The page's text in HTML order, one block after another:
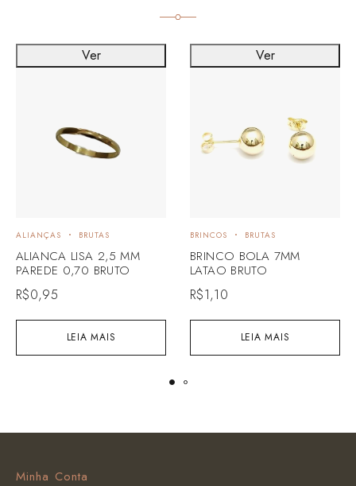
LEIA MAIS
ALIANÇAS BRUTAS
ALIANCA LISA 2,5 MM
PAREDE 0,70 BRUTO
R$0,95
Ver
LEIA MAIS
BRINCOS BRUTAS
BRINCO BOLA 7MM
LATAO BRUTO
R$1,10
Ver
Minha Conta